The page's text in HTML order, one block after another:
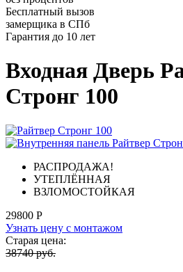
Бесплатный вызов
замерщика в СПб
Гарантия до 10 лет
Входная Дверь
Стронг 100
РАСПРОДАЖА!
УТЕПЛЁННАЯ
ВЗЛОМОСТОЙКАЯ
29800 Р
Узнать цену с монтажом
Старая цена:
38740 руб.